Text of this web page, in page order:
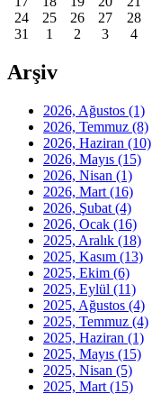
24
25 26 27 28
31
1 2 3 4
Arşiv
2026, Ağustos (1)
2026, Temmuz (8)
2026, Haziran (10)
2026, Mayıs (15)
2026, Nisan (1)
2026, Mart (16)
2026, Şubat (4)
2026, Ocak (16)
2025, Aralık (18)
2025, Kasım (13)
2025, Ekim (6)
2025, Eylül (11)
2025, Ağustos (4)
2025, Temmuz (4)
2025, Haziran (1)
2025, Mayıs (15)
2025, Nisan (5)
2025, Mart (15)